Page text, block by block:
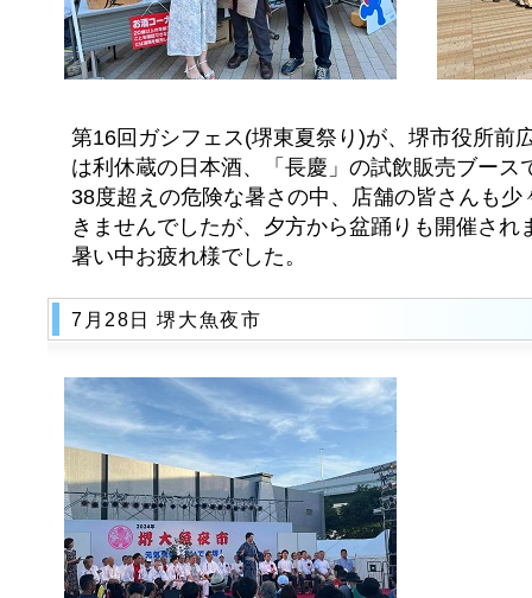
第16回ガシフェス(堺東夏祭り)が、堺市役所前
は利休蔵の日本酒、「長慶」の試飲販売ブース
38度超えの危険な暑さの中、店舗の皆さんも
きませんでしたが、夕方から盆踊りも開催され
暑い中お疲れ様でした。
7月28日 堺大魚夜市